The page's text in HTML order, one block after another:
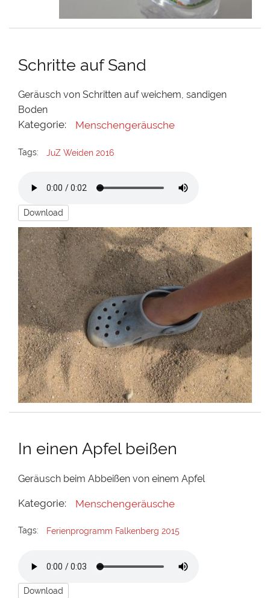
Schritte auf Sand
Geräusch von Schritten auf weichem, sandigen
Boden
Kategorie: Menschengeräusche
Tags: JuZ Weiden 2016
Download
In einen Apfel beißen
Geräusch beim Abbeißen von einem Apfel
Kategorie: Menschengeräusche
Tags: Ferienprogramm Falkenberg 2015
Download